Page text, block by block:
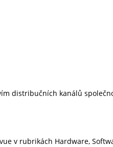
distribučních kanálů
v rubrikách Hardware,